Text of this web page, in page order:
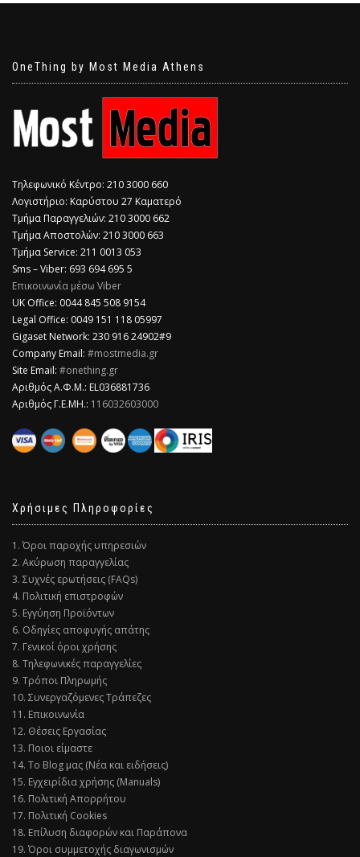
OneThing by Most Media Athens
Τηλεφωνικό Κέντρο: 210 3000 660
Λογιστήριο: Καρύστου 27 Καματερό
Τμήμα Παραγγελιών: 210 3000 662
Τμήμα Αποστολών: 210 3000 663
Τμήμα Service: 211 0013 053
Sms – Viber: 693 694 695 5
Επικοινωνία μέσω Viber
​UK Office: 0044 845 508 9154
Legal Office: 0049 151 118 05997
Gigaset Network: 230 916 24902#9
Company Email: #mostmedia.gr
Site Email: #onething.gr
Αριθμός Α.Φ.Μ.: EL036881736
Αριθμός Γ.Ε.ΜΗ.: 116032603000
Χρήσιμες Πληροφορίες
1. Όροι παροχής υπηρεσιών
2. Ακύρωση παραγγελίας
3. Συχνές ερωτήσεις (FAQs)
4. Πολιτική επιστροφών
5. Εγγύηση Προϊόντων
6. Οδηγίες αποφυγής απάτης
7. Γενικοί όροι χρήσης
8. Τηλεφωνικές παραγγελίες
9. Τρόποι Πληρωμής
10. Συνεργαζόμενες Τράπεζες
11. Επικοινωνία
12. Θέσεις Εργασίας
13. Ποιοι είμαστε
14. Το Blog μας (Νέα και ειδήσεις)
15. Εγχειρίδια χρήσης (Manuals)
16. Πολιτική Απορρήτου
17. Πολιτική Cookies
18. Επίλυση διαφορών και Παράπονα
19. Όροι συμμετοχής διαγωνισμών